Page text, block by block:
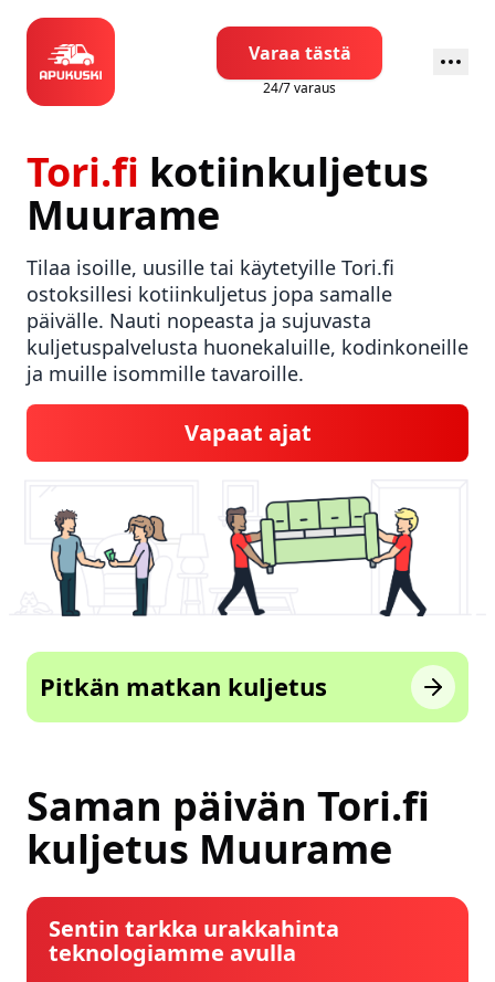
Varaa tästä
24/7 varaus
Tori.fi kotiinkuljetus
Muurame
Tilaa isoille, uusille tai käytetyille Tori.fi
ostoksillesi kotiinkuljetus jopa samalle
päivälle. Nauti nopeasta ja sujuvasta
kuljetuspalvelusta huonekaluille, kodinkoneille
ja muille isommille tavaroille.
Vapaat ajat
Pitkän matkan kuljetus
Saman päivän Tori.fi
kuljetus Muurame
Sentin tarkka urakkahinta
teknologiamme avulla